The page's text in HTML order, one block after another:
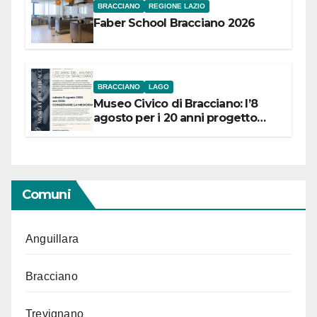
BRACCIANO REGIONE LAZIO
Faber School Bracciano 2026
BRACCIANO LAGO
Museo Civico di Bracciano: l’8
agosto per i 20 anni progetto
Comuni
Anguillara
Bracciano
Trevignano